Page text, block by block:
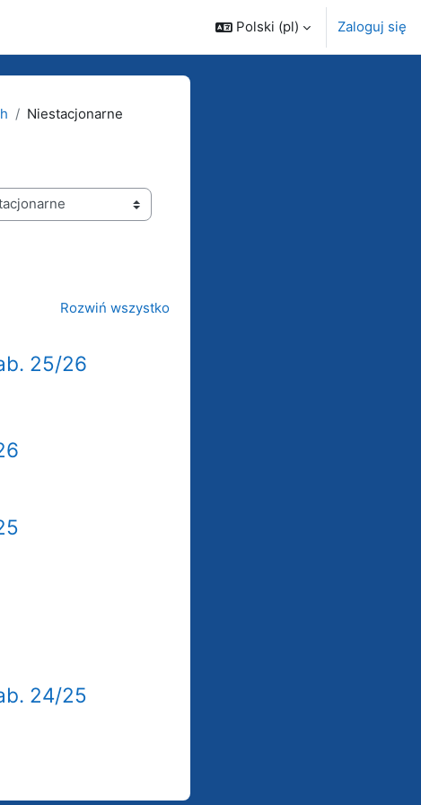
Polski ‎(pl)‎ Zaloguj się
Niestacjonarne
Rozwiń wszystko
25/26
24/25